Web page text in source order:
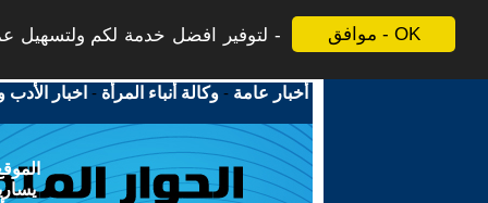
موافق - OK لتوفير افضل خدمة لكم ولتسهيل
أخبار عامة -وكالة أنباء المرأة - اخبار الأدب